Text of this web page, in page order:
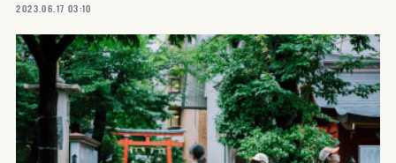
2023.06.17 03:10